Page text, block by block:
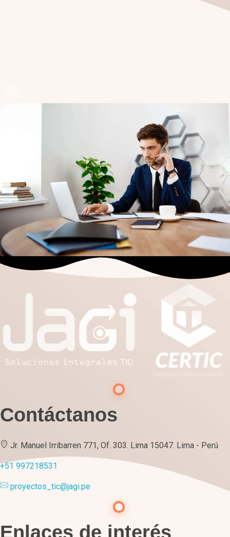
Contáctanos
Jr. Manuel Irribarren 771, Of. 303. Lima 15047. Lima - Perú
+51 997218531
proyectos_tic@jagi.pe
Enlaces de interés